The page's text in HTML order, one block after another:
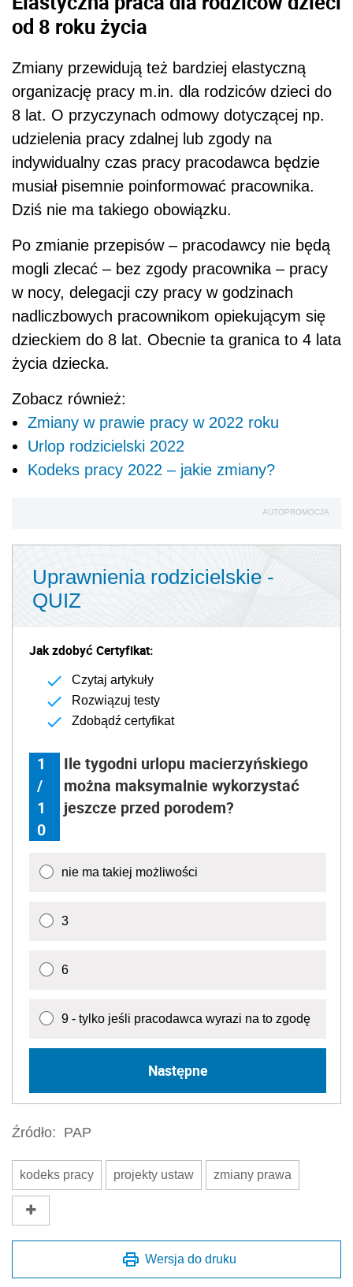
od 8 roku życia
Zmiany przewidują też bardziej elastyczną
organizację pracy m.in. dla rodziców dzieci do
8 lat. O przyczynach odmowy dotyczącej np.
udzielenia pracy zdalnej lub zgody na
indywidualny czas pracy pracodawca będzie
musiał pisemnie poinformować pracownika.
Dziś nie ma takiego obowiązku.
Po zmianie przepisów – pracodawcy nie będą
mogli zlecać – bez zgody pracownika – pracy
w nocy, delegacji czy pracy w godzinach
nadliczbowych pracownikom opiekującym się
dzieckiem do 8 lat. Obecnie ta granica to 4 lata
życia dziecka.
Zobacz również:
Zmiany w prawie pracy w 2022 roku
Urlop rodzicielski 2022
Kodeks pracy 2022 – jakie zmiany?
AUTOPROMOCJA
Uprawnienia rodzicielskie -
QUIZ
Jak zdobyć Certyfikat:
Czytaj artykuły
Rozwiązuj testy
Zdobądź certyfikat
1
/
1
0
Ile tygodni urlopu macierzyńskiego
można maksymalnie wykorzystać
jeszcze przed porodem?
nie ma takiej możliwości
3
6
9 - tylko jeśli pracodawca wyrazi na to zgodę
Następne
Źródło: PAP
kodeks pracy projekty ustaw zmiany prawa
Wersja do druku